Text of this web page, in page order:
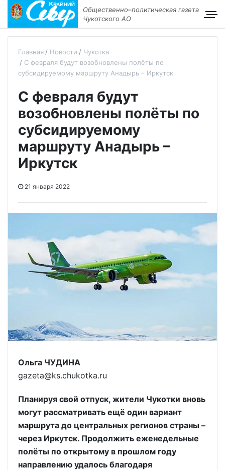
Общественно–политическая газета
Чукотского АО
Главная Новости
Чукотка
С февраля будут возобновлены полёты по
субсидируемому маршруту Анадырь – Иркутск
С февраля будут
возобновлены полёты по
субсидируемому
маршруту Анадырь –
Иркутск
21 января 2022
Ольга ЧУДИНА
gazeta@ks.chukotka.ru
Планируя свой отпуск, жители Чукотки вновь
могут рассматривать ещё один вариант
маршрута до центральных регионов страны –
через Иркутск. Продолжить еженедельные
полёты по открытому в прошлом году
направлению удалось благодаря